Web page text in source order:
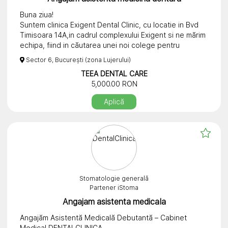
Buna ziua!
Suntem clinica Exigent Dental Clinic, cu locatie in Bvd
Timisoara 14A,in cadrul complexului Exigent si ne mărim
echipa, fiind in căutarea unei noi colege pentru
ocuparea postului de asistenta stomatologie.
Experiența reprezinta un avantaj, dar nu are caracter
Asteptam CV.urile la adresa de mail:
runotydentalclinics@gmail.com sau putem fi contactați
la următoarele numere de telefon: 0763735227 sau
Salariu 5000 lei net+bonusuri
Sector 6, București (zona Lujerului)
TEEA DENTAL CARE
5,000.00 RON
Aplică
Stomatologie generală
Partener iStoma
Angajam asistenta medicala
Angajăm Asistentă Medicală Debutantă – Cabinet